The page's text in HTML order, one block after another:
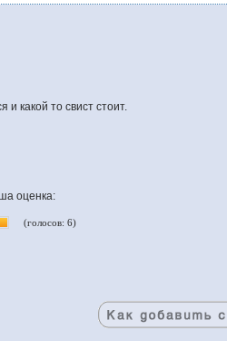
какой то свист стоит.
оценка:
(голосов: 6)